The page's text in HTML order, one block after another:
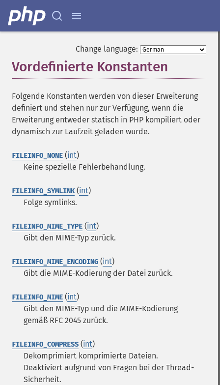
Change language:
Vordefinierte Konstanten
Folgende Konstanten werden von dieser Erweiterung
definiert und stehen nur zur Verfügung, wenn die
Erweiterung entweder statisch in PHP kompiliert oder
dynamisch zur Laufzeit geladen wurde.
FILEINFO_NONE (int)
Keine spezielle Fehlerbehandlung.
FILEINFO_SYMLINK(int)
Folge symlinks.
FILEINFO_MIME_TYPE (int)
Gibt den MIME-Typ zurück.
FILEINFO_MIME_ENCODING (int)
Gibt die MIME-Kodierung der Datei zurück.
FILEINFO_MIME (int)
Gibt den MIME-Typ und die MIME-Kodierung
gemäß RFC 2045 zurück.
FILEINFO_COMPRESS (int)
Dekomprimiert komprimierte Dateien.
Deaktiviert aufgrund von Fragen bei der Thread-
Sicherheit.